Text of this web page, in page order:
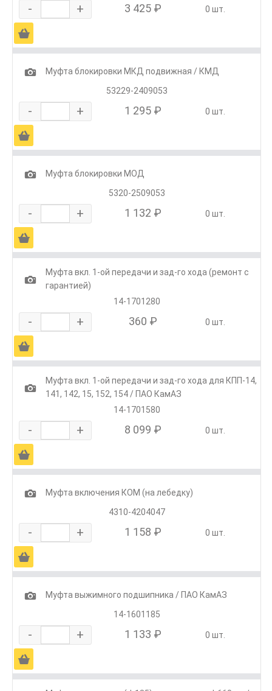
- + 3 425 ₽ 0 шт.
Ä
1
Муфта блокировки МКД подвижная / КМД
53229-2409053
- + 1 295 ₽ 0 шт.
Ä
1
Муфта блокировки МОД
5320-2509053
- + 1 132 ₽ 0 шт.
Ä
1
Муфта вкл. 1-ой передачи и зад-го хода (ремонт с
гарантией)
14-1701280
- + 360 ₽ 0 шт.
Ä
1
Муфта вкл. 1-ой передачи и зад-го хода для КПП-14,
141, 142, 15, 152, 154 / ПАО КамАЗ
14-1701580
- + 8 099 ₽ 0 шт.
Ä
1
Муфта включения КОМ (на лебедку)
4310-4204047
- + 1 158 ₽ 0 шт.
Ä
1
Муфта выжимного подшипника / ПАО КамАЗ
14-1601185
- + 1 133 ₽ 0 шт.
Ä